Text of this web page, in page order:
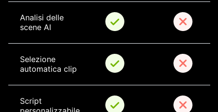
Analisi delle
scene AI
Selezione
automatica clip
Script